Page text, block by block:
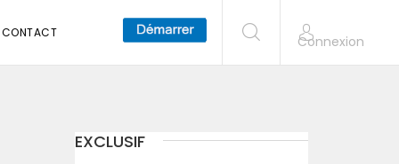
CONTACT
Connexion
EXCLUSIF